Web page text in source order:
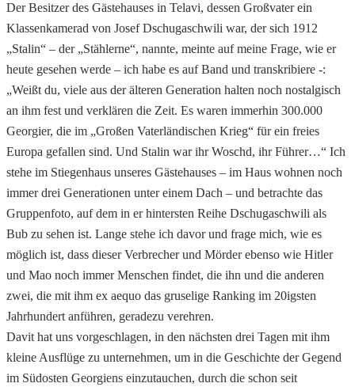
Der Besitzer des Gästehauses in Telavi, dessen Großvater ein
Klassenkamerad von Josef Dschugaschwili war, der sich 1912
„Stalin“ – der „Stählerne“, nannte, meinte auf meine Frage, wie er
heute gesehen werde – ich habe es auf Band und transkribiere -:
„Weißt du, viele aus der älteren Generation halten noch nostalgisch
an ihm fest und verklären die Zeit. Es waren immerhin 300.000
Georgier, die im „Großen Vaterländischen Krieg“ für ein freies
Europa gefallen sind. Und Stalin war ihr Woschd, ihr Führer…“ Ich
stehe im Stiegenhaus unseres Gästehauses – im Haus wohnen noch
immer drei Generationen unter einem Dach – und betrachte das
Gruppenfoto, auf dem in er hintersten Reihe Dschugaschwili als
Bub zu sehen ist. Lange stehe ich davor und frage mich, wie es
möglich ist, dass dieser Verbrecher und Mörder ebenso wie Hitler
und Mao noch immer Menschen findet, die ihn und die anderen
zwei, die mit ihm ex aequo das gruselige Ranking im 20igsten
Jahrhundert anführen, geradezu verehren.
Davit hat uns vorgeschlagen, in den nächsten drei Tagen mit ihm
kleine Ausflüge zu unternehmen, um in die Geschichte der Gegend
im Südosten Georgiens einzutauchen, durch die schon seit